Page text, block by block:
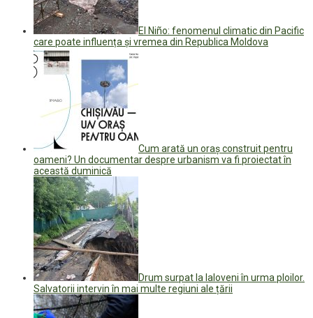
El Niño: fenomenul climatic din Pacific
care poate influența și vremea din Republica Moldova
Cum arată un oraș construit pentru
oameni? Un documentar despre urbanism va fi proiectat în
această duminică
Drum surpat la Ialoveni în urma ploilor.
Salvatorii intervin în mai multe regiuni ale țării